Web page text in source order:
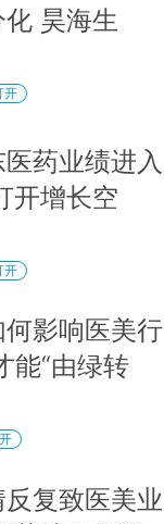
昊海生
开
医药业绩进入
开增长空
开
影响医美行
能“由绿转
反复致医美业